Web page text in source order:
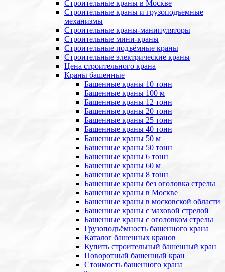
Строительные краны в Москве
Строительные краны и грузоподъемные
механизмы
Строительные краны-манипуляторы
Строительные мини-краны
Строительные подъёмные краны
Строительные электрические краны
Цена строительного крана
Краны башенные
Башенные краны 10 тонн
Башенные краны 100 м
Башенные краны 12 тонн
Башенные краны 20 тонн
Башенные краны 25 тонн
Башенные краны 40 тонн
Башенные краны 50 м
Башенные краны 50 тонн
Башенные краны 6 тонн
Башенные краны 60 м
Башенные краны 8 тонн
Башенные краны без оголовка стрелы
Башенные краны в Москве
Башенные краны в московской области
Башенные краны с маховой стрелой
Башенные краны с оголовком стрелы
Грузоподъёмность башенного крана
Каталог башенных кранов
Купить строительный башенный кран
Поворотный башенный кран
Стоимость башенного крана